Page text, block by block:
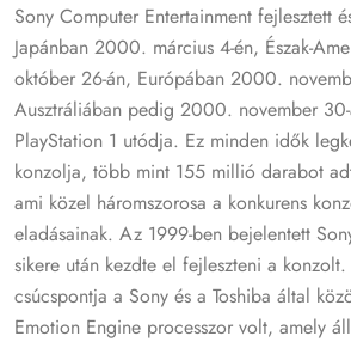
Sony Computer Entertainment fejlesztett
Japánban 2000. március 4-én, Észak-
október 26-án, Európában 2000.
Ausztráliában pedig 2000. november
PlayStation 1 utódja. Ez minden idők
konzolja, több mint 155 millió darabot
ami közel háromszorosa a konkurens
eladásainak.Az 1999-ben bejelentett
sikere után kezdte el fejleszteni a konzolt.
csúcspontja a Sony és a Toshiba által
Emotion Engine processzor volt, amely